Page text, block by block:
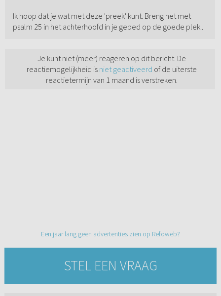
Ik hoop dat je wat met deze 'preek' kunt. Breng het met
psalm 25 in het achterhoofd in je gebed op de goede plek..
Je kunt niet (meer) reageren op dit bericht. De
reactiemogelijkheid is niet geactiveerd of de uiterste
reactietermijn van 1 maand is verstreken.
Een jaar lang geen advertenties zien op Refoweb?
STEL EEN VRAAG